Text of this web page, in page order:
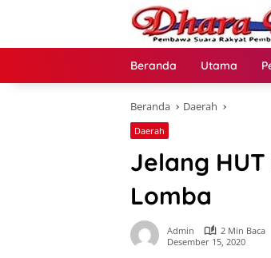
Beranda Utama
Beranda Daerah
Daerah
Jelang
Lomba
Admin
2 Min Baca
Desember 15, 2020